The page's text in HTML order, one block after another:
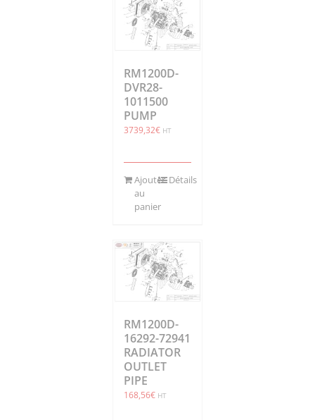
RM1200D-
DVR28-
1011500
PUMP
3739,32€ HT
Ajouter
au
panier
Détails
RM1200D-
16292-72941
RADIATOR
OUTLET
PIPE
168,56€ HT